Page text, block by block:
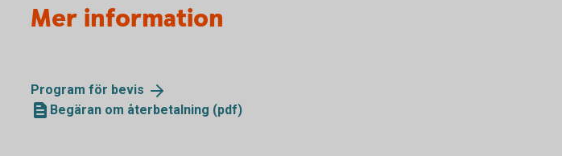
Mer information
Program för bevis
Begäran om återbetalning (pdf)